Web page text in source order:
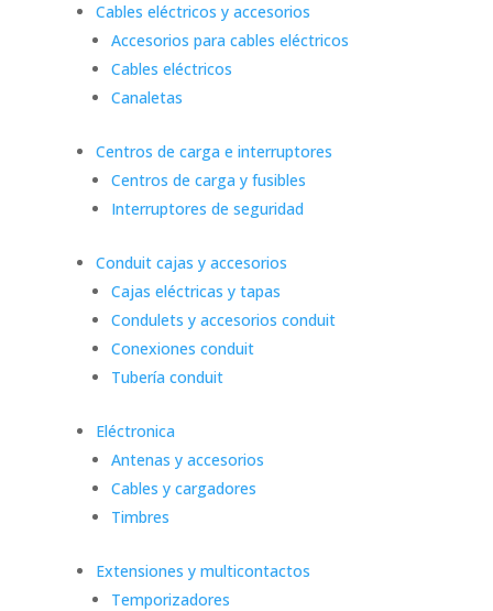
Cables eléctricos y accesorios
Accesorios para cables eléctricos
Cables eléctricos
Canaletas
Centros de carga e interruptores
Centros de carga y fusibles
Interruptores de seguridad
Conduit cajas y accesorios
Cajas eléctricas y tapas
Condulets y accesorios conduit
Conexiones conduit
Tubería conduit
Eléctronica
Antenas y accesorios
Cables y cargadores
Timbres
Extensiones y multicontactos
Temporizadores